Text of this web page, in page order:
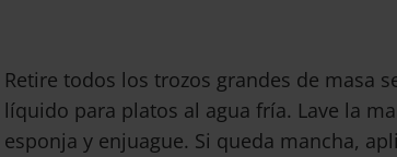
Retire todos los trozos grandes de masa
líquido para platos al agua fría. Lave la
esponja y enjuague. Si queda mancha,